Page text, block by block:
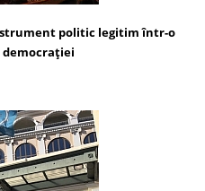
politic legitim într-o